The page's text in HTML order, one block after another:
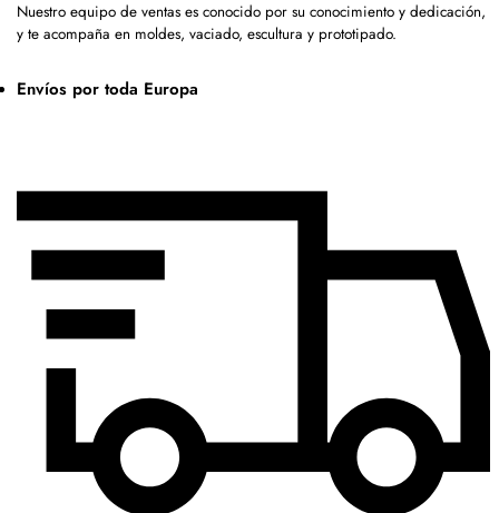
Nuestro equipo de ventas es conocido por su conocimiento y dedicación,
y te acompaña en moldes, vaciado, escultura y prototipado.
Envíos por toda Europa